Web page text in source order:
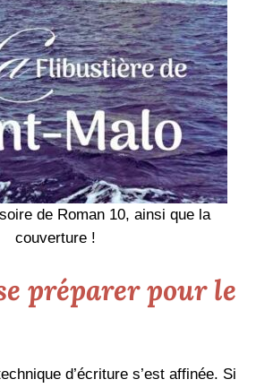
de Roman 10, ainsi que la
couverture !
préparer pour le
d’écriture s’est affinée. Si